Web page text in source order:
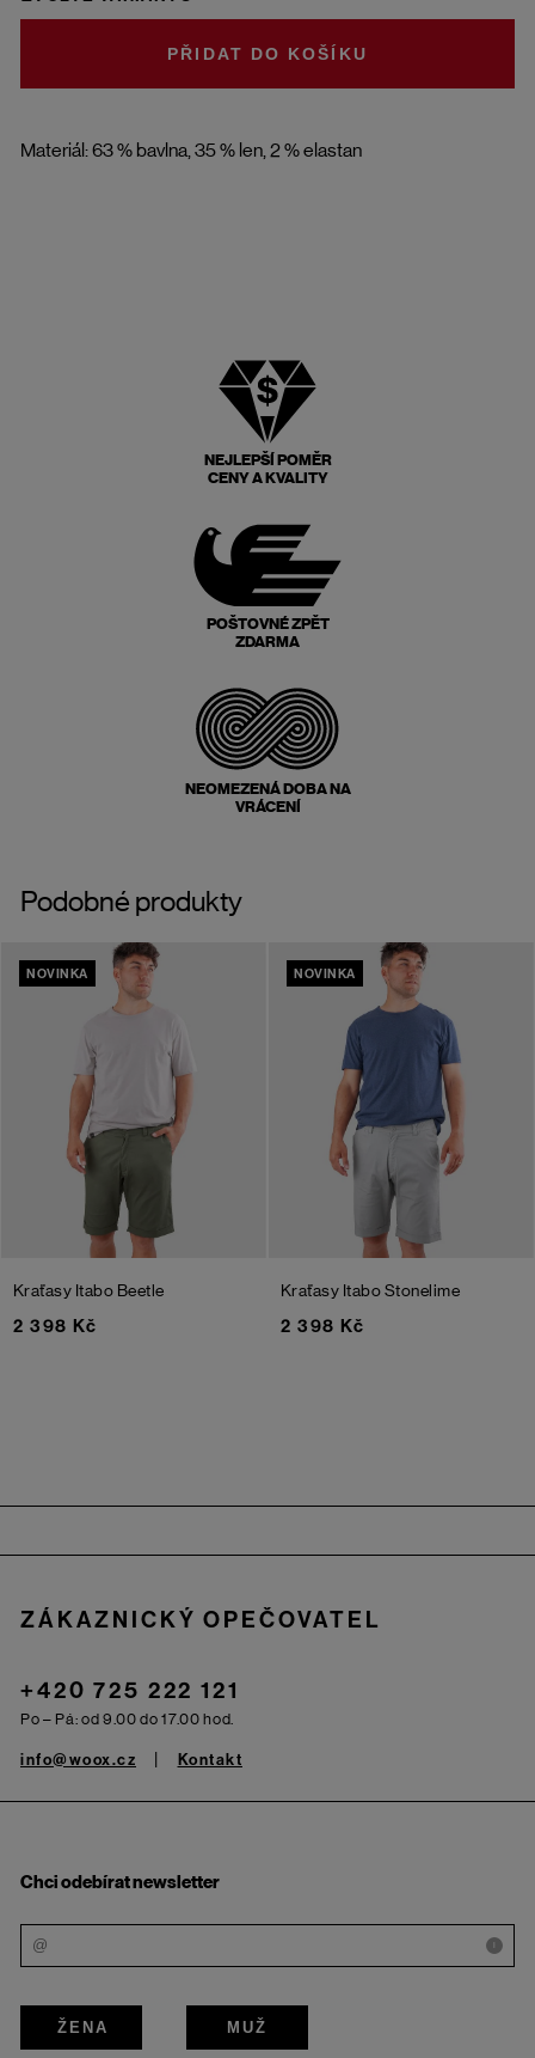
Materiál: 63 % bavlna, 35 % len, 2 % elastan
DO KOŠÍKU
NEJLEPŠÍ POMĚR
CENY A KVALITY
POŠTOVNÉ ZPĚT
ZDARMA
NEOMEZENÁ DOBA NA
VRÁCENÍ
Podobné produkty
NOVINKA
Kraťasy Itabo Beetle
2 398 Kč
NOVINKA
Kraťasy ItaboStonelime
2 398 Kč
ZÁKAZNICKÝ OPEČOVATEL
+420 725 222 121
Po – Pá: od 9.00 do 17.00 hod.
info@woox.cz Kontakt
Chci odebírat newsletter
i
ŽENA MUŽ